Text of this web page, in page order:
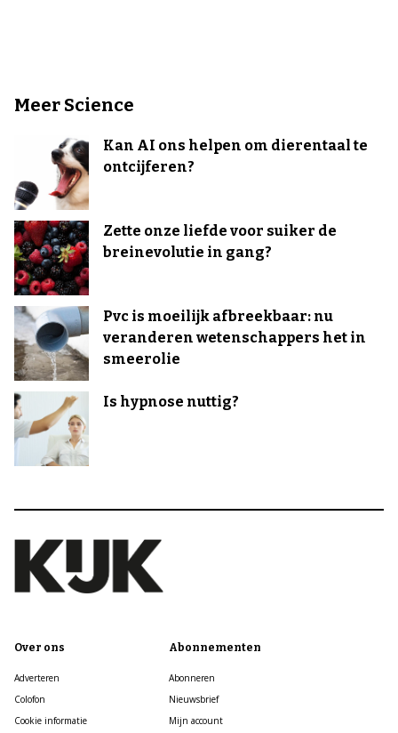
Meer Science
Kan AI ons helpen om dierentaal te
ontcijferen?
Zette onze liefde voor suiker de
breinevolutie in gang?
Pvc is moeilijk afbreekbaar: nu
veranderen wetenschappers het in
smeerolie
Is hypnose nuttig?
Over ons
Adverteren
Colofon
Cookie informatie
Abonnementen
Abonneren
Nieuwsbrief
Mijn account